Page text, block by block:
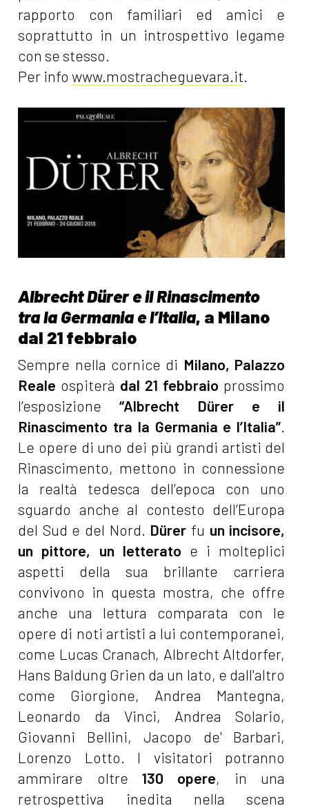
rapporto con familiari ed amici e
soprattutto in un introspettivo legame
con se stesso.
Per infowww.mostracheguevara.it.
Albrecht Dürer e il Rinascimento
tra la Germania e l’Italia, a Milano
dal 21 febbraio
Sempre nella cornice di Milano, Palazzo
Reale ospiterà dal 21 febbraio prossimo
l’esposizione“Albrecht Dürer e il
Rinascimento tra la Germania e l’Italia”
Le opere di uno dei più grandi artisti del
Rinascimento, mettono in connessione
la realtà tedesca dell’epoca con uno
sguardo anche al contesto dell’Europa
del Sud e del Nord. Dürer fu un incisore,
un pittore, un letterato e i molteplici
aspetti della sua brillante carriera
convivono in questa mostra, che offre
anche una lettura comparata con le
opere di noti artisti a lui contemporanei,
come Lucas Cranach, Albrecht Altdorfer,
Hans Baldung Grien da un lato, e dall'altro
come Giorgione, Andrea Mantegna,
Leonardo da Vinci, Andrea Solario,
Giovanni Bellini, Jacopo de' Barbari,
Lorenzo Lotto. I visitatori potranno
ammirare oltre130 opere, in una
retrospettiva inedita nella scena